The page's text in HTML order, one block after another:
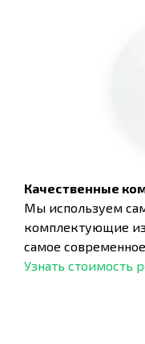
Качественные
Мы используем
комплектующие
самое
Узнать стоимость